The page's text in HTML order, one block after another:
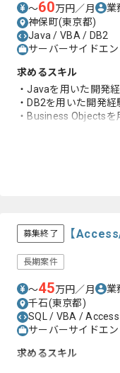
〜60万円／月 業
神保町(東京都)
Java / VBA / DB2
サーバーサイドエ
求めるスキル
・Javaを用いた開発
・DB2を用いた開発経
・Business Objects
募集終了 【
長期案件
〜45万円／月 業
千石(東京都)
SQL / VBA / Access
サーバーサイドエ
求めるスキル